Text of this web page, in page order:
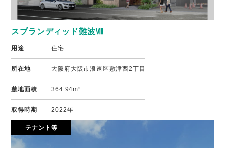
スプランディッド難波Ⅷ
用途 住宅
所在地 大阪府大阪市浪速区敷津西2丁目
敷地面積 364.94m²
取得時期 2022年
テナント等